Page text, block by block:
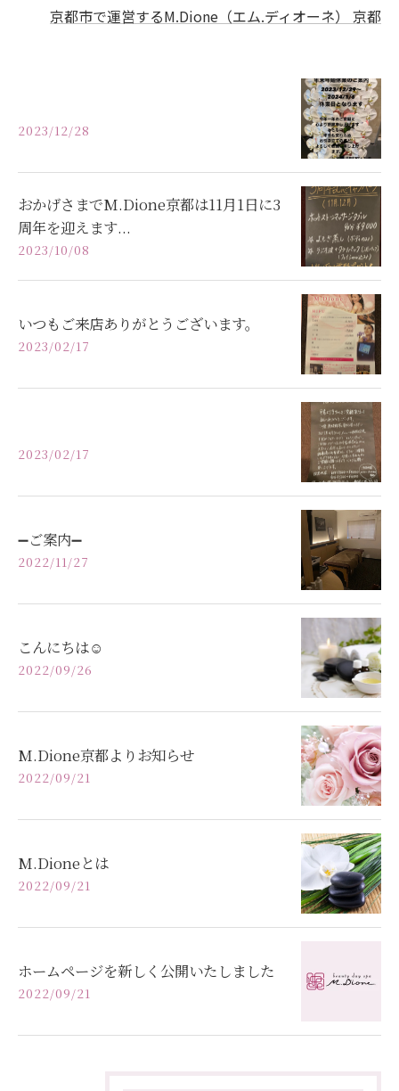
京都市で運営するM.Dione（エム.ディオーネ） 京都
2023/12/28
おかげさまでM.Dione京都は11月1日に3
周年を迎えます...
2023/10/08
いつもご来店ありがとうございます。
2023/02/17
2023/02/17
➖ご案内➖
2022/11/27
こんにちは☺️
2022/09/26
M.Dione京都よりお知らせ
2022/09/21
M.Dioneとは
2022/09/21
ホームページを新しく公開いたしました
2022/09/21